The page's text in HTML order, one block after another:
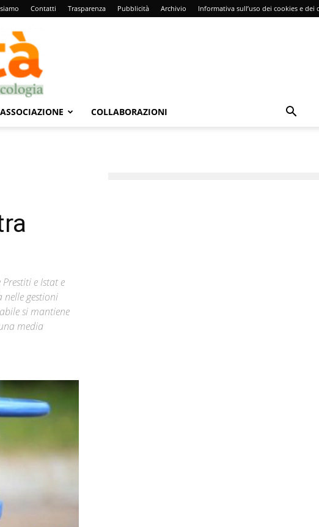
Contatti Trasparenza Pubblicità Archivio Informativa sull’uso dei cookies e dei
COLLABORAZIONI
e Istat e
gestioni
si mantiene
media